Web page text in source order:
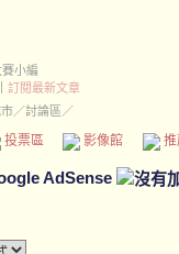
小編
訂閱最新文章
／討論區／
投票區 影像館
AdSense